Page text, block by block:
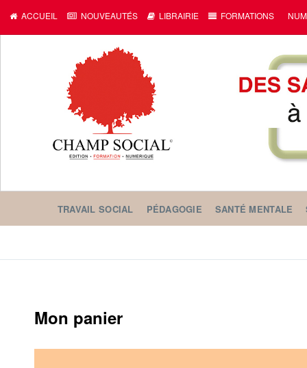
ACCUEIL NOUVEAUTÉS LIBRAIRIE FORMATIONS
TRAVAIL SOCIAL PÉDAGOGIE SANTÉ MENTALE
Mon panier